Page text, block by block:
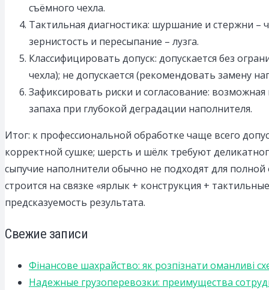
съёмного чехла.
Тактильная диагностика: шуршание и стержни –
зернистость и пересыпание – лузга.
Классифицировать допуск: допускается без
чехла); не допускается (рекомендовать замену
Зафиксировать риски и согласование:
запаха при глубокой деградации наполнителя.
Итог: к профессиональной обработке чаще всего
корректной сушке; шерсть и шёлк требуют
сыпучие наполнители обычно не подходят для
строится на связке «ярлык + конструкция +
предсказуемость результата.
Свежие записи
Фінансове шахрайство: як розпізнати оманливі
Надежные грузоперевозки: преимущества